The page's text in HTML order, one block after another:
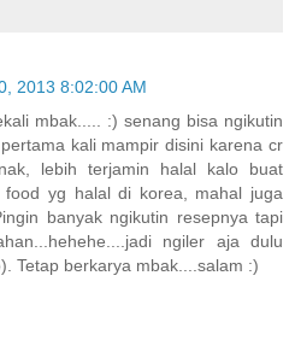
2013 8:02:00 AM
mbak..... :) senang bisa ngikutin
kali mampir disini karena cr
lebih terjamin halal kalo buat
yg halal di korea, mahal juga
banyak ngikutin resepnya tapi
ngiler aja dulu
Tetap berkarya mbak....salam :)